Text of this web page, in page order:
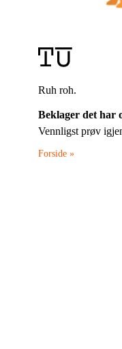
Ruh roh.
Beklager det har
Vennligst prøv
Forside »